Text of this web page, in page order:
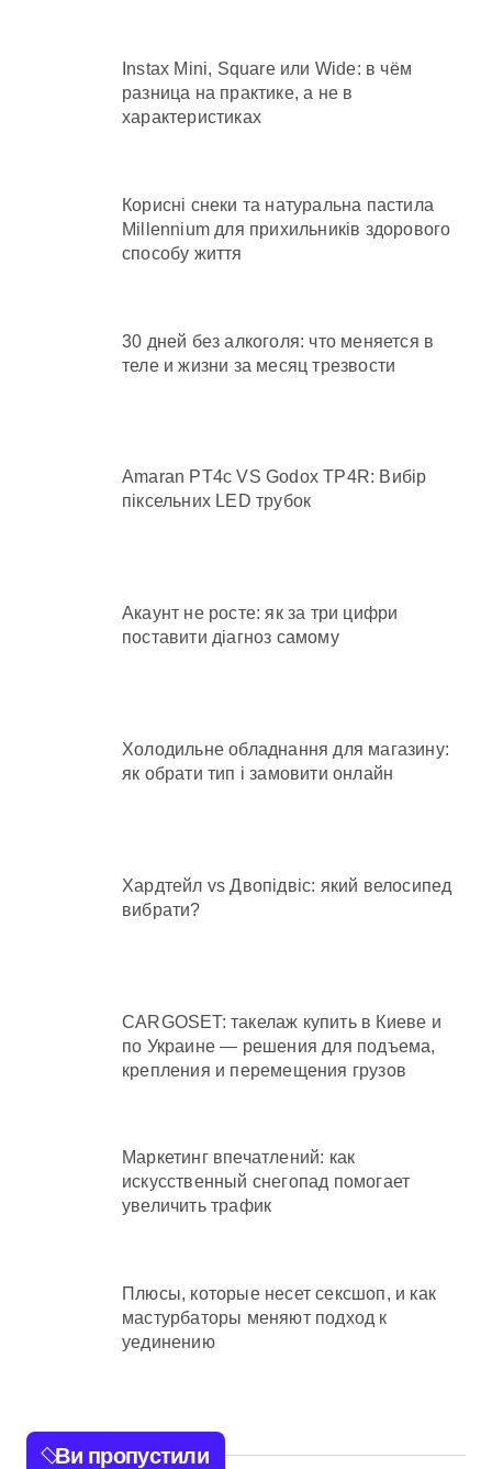
Instax Mini, Square или Wide: в чём
разница на практике, а не в
характеристиках
Корисні снеки та натуральна пастила
Millennium для прихильників здорового
способу життя
30 дней без алкоголя: что меняется в
теле и жизни за месяц трезвости
Amaran PT4c VS Godox TP4R: Вибір
піксельних LED трубок
Акаунт не росте: як за три цифри
поставити діагноз самому
Холодильне обладнання для магазину:
як обрати тип і замовити онлайн
Хардтейл vs Двопідвіс: який велосипед
вибрати?
CARGOSET: такелаж купить в Киеве и
по Украине — решения для подъема,
крепления и перемещения грузов
Маркетинг впечатлений: как
искусственный снегопад помогает
увеличить трафик
Плюсы, которые несет сексшоп, и как
мастурбаторы меняют подход к
уединению
Ви пропустили